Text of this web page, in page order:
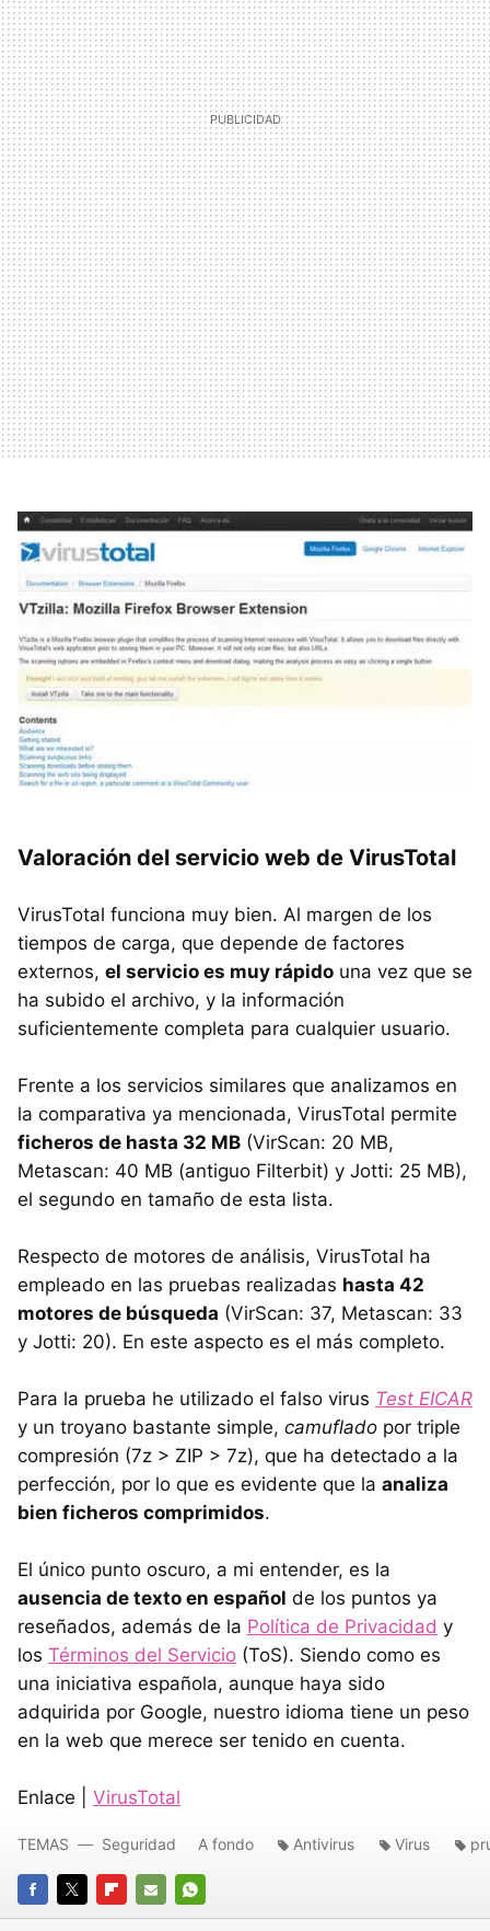
Valoración del servicio web de VirusTotal
VirusTotal funciona muy bien. Al margen de los
tiempos de carga, que depende de factores
externos, el servicio es muy rápido una vez que se
ha subido el archivo, y la información
suficientemente completa para cualquier usuario.
Frente a los servicios similares que analizamos en
la comparativa ya mencionada, VirusTotal permite
ficheros de hasta 32 MB (VirScan: 20 MB,
Metascan: 40 MB (antiguo Filterbit) y Jotti: 25 MB),
el segundo en tamaño de esta lista.
Respecto de motores de análisis, VirusTotal ha
empleado en las pruebas realizadas hasta 42
motores de búsqueda (VirScan: 37, Metascan: 33
y Jotti: 20). En este aspecto es el más completo.
Para la prueba he utilizado el falso virus Test EICAR
y un troyano bastante simple, camuflado por triple
compresión (7z > ZIP > 7z), que ha detectado a la
perfección, por lo que es evidente que la analiza
bien ficheros comprimidos.
El único punto oscuro, a mi entender, es la
ausencia de texto en español de los puntos ya
reseñados, además de la Política de Privacidad y
los Términos del Servicio (ToS). Siendo como es
una iniciativa española, aunque haya sido
adquirida por Google, nuestro idioma tiene un peso
en la web que merece ser tenido en cuenta.
Enlace | VirusTotal
FACEBOOK
TWITTERFLIPBOARD
E- WHATSAPP
TEMAS Seguridad A fondo Antivirus Virus